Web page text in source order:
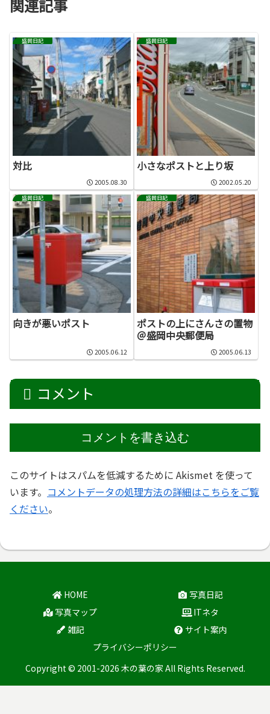
関連記事
盛岡日記
対比
2005.08.30
盛岡日記
小さなポストと上り坂
2002.05.20
盛岡日記
向きが悪いポスト
2005.06.12
盛岡日記
ポストの上にさんさの置物
＠盛岡中央郵便局
2005.06.13
コメント
コメントを書き込む
このサイトはスパムを低減するために Akismet を使って
います。 コメントデータの処理方法の詳細はこちらをご覧
ください。
HOME
写真日記
写真マップ
ITネタ
雑記
サイト案内
プライバシーポリシー
Copyright © 2001-2026 木の葉の家 All Rights Reserved.